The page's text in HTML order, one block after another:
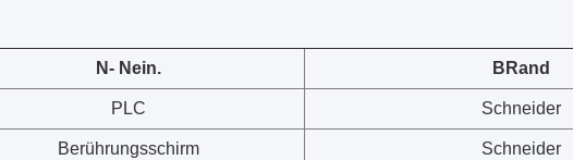
N- Nein. B Rand
PLC Schneider
Berührungsschirm Schneider